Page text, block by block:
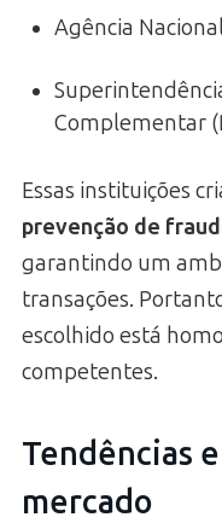
Agência
Complementar
Essas instituições
prevenção de
garantindo um
transações.
escolhido está
competentes.
Tendências
mercado